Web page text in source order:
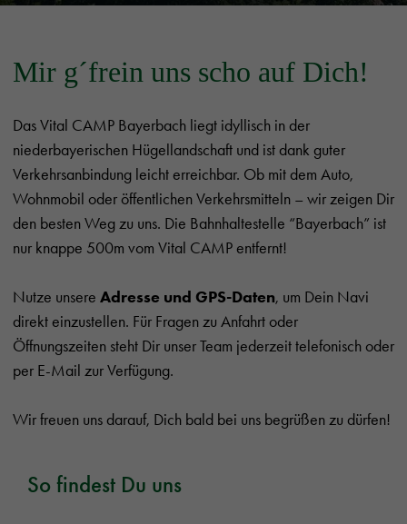
Mir g´frein uns scho auf Dich!
Das Vital CAMP Bayerbach liegt idyllisch in der
niederbayerischen Hügellandschaft und ist dank guter
Verkehrsanbindung leicht erreichbar. Ob mit dem Auto,
Wohnmobil oder öffentlichen Verkehrsmitteln – wir zeigen Dir
den besten Weg zu uns. Die Bahnhaltestelle “Bayerbach” ist
nur knappe 500m vom Vital CAMP entfernt!
Nutze unsere Adresse und GPS-Daten, um Dein Navi
direkt einzustellen. Für Fragen zu Anfahrt oder
Öffnungszeiten steht Dir unser Team jederzeit telefonisch oder
per E-Mail zur Verfügung.
Wir freuen uns darauf, Dich bald bei uns begrüßen zu dürfen!
So findest Du uns